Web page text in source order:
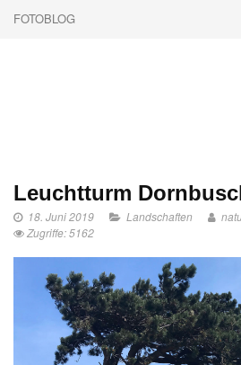
FOTOBLOG
Leuchtturm
18. Juni 2019 Landschaften
Zugriffe: 5162